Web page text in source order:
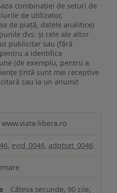
combinației de seturi de
de utilizator,
de piață, datele analitice)
dvs. și cele ale altor
publicitar sau (fără
a identifica
(de exemplu, pentru a
țintă sunt mai receptive
sau la un anumit
www.viata-libera.ro
, evid_0046, adptset_0046
Câteva secunde, 90 zile,